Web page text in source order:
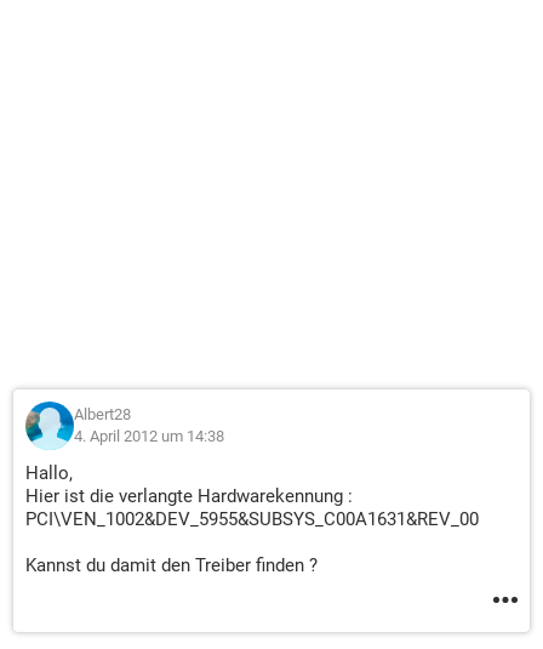
Albert28
4. April 2012 um 14:38
Hallo,
Hier ist die verlangte Hardwarekennung :
PCI\VEN_1002&DEV_5955&SUBSYS_C00A1631&REV_00
Kannst du damit den Treiber finden ?